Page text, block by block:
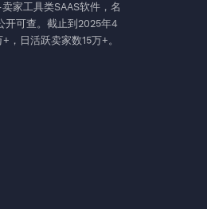
家工具类SAAS软件，名
开可查。截止到2025年4
，日活跃卖家数15万+。